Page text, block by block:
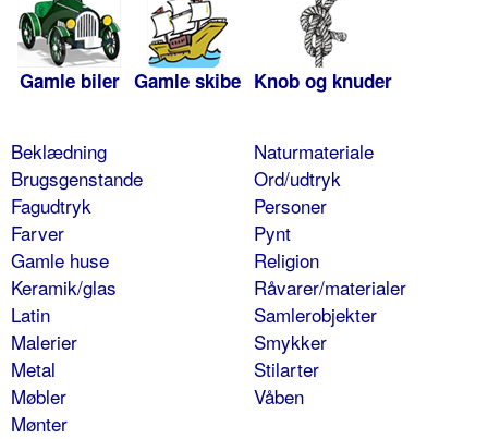
Gamle biler Gamle skibe Knob og knuder
Beklædning
Brugsgenstande
Fagudtryk
Farver
Gamle huse
Keramik/glas
Latin
Malerier
Metal
Møbler
Mønter
Naturmateriale
Ord/udtryk
Personer
Pynt
Religion
Råvarer/materialer
Samlerobjekter
Smykker
Stilarter
Våben